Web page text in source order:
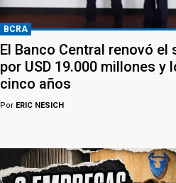
BCRA
El Banco Central renovó el
por USD 19.000 millones y
cinco años
Por ERIC NESICH